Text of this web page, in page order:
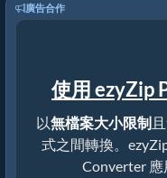
廣告合作
使用 ezyZip
以無檔案大小限制
式之間轉換。
Converter 應